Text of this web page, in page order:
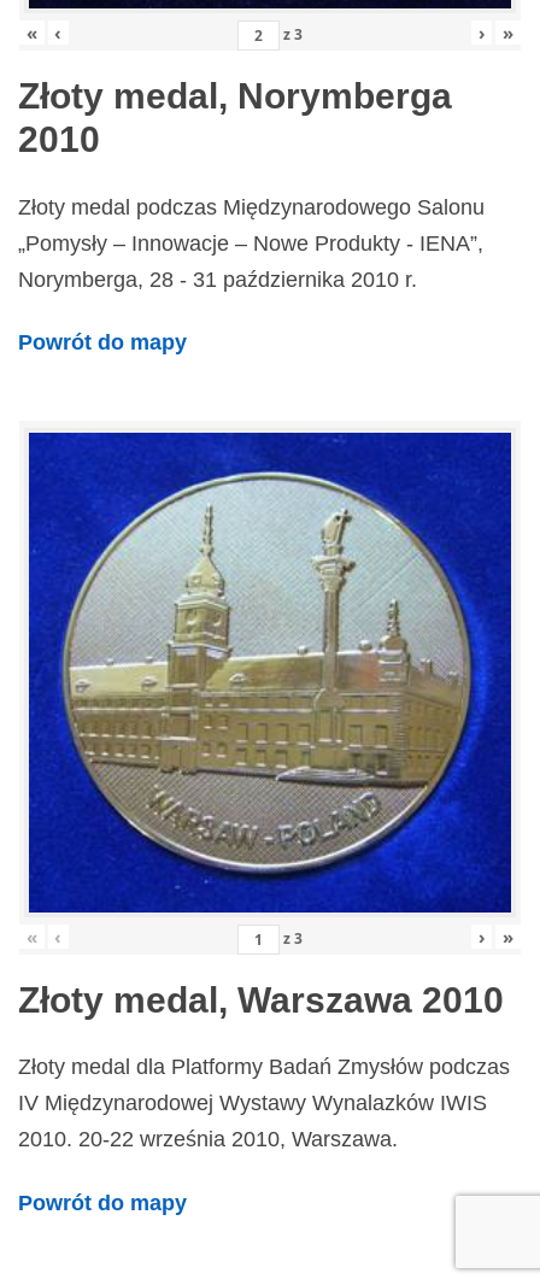
« ‹ z3 › »
Złoty medal, Norymberga
2010
Złoty medal podczas Międzynarodowego Salonu
„Pomysły – Innowacje – Nowe Produkty - IENA”,
Norymberga, 28 - 31 października 2010 r.
Powrót do mapy
« ‹ z3 › »
Złoty medal, Warszawa 2010
Złoty medal dla Platformy Badań Zmysłów podczas
IV Międzynarodowej Wystawy Wynalazków IWIS
2010. 20-22 września 2010, Warszawa.
Powrót do mapy